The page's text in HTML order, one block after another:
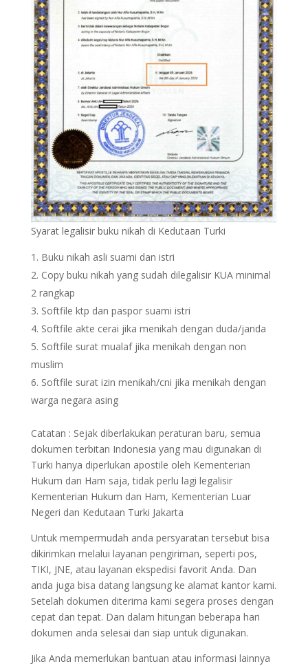
Syarat legalisir buku nikah di Kedutaan Turki
Buku nikah asli suami dan istri
Copy buku nikah yang sudah dilegalisir KUA minimal
2 rangkap
Softfile ktp dan paspor suami istri
Softfile akte cerai jika menikah dengan duda/janda
Softfile surat mualaf jika menikah dengan non
muslim
Softfile surat izin menikah/cni jika menikah dengan
warga negara asing
Catatan : Sejak diberlakukan peraturan baru, semua
dokumen terbitan Indonesia yang mau digunakan di
Turki hanya diperlukan apostile oleh Kementerian
Hukum dan Ham saja, tidak perlu lagi legalisir
Kementerian Hukum dan Ham, Kementerian Luar
Negeri dan Kedutaan Turki Jakarta
Untuk mempermudah anda persyaratan tersebut bisa
dikirimkan melalui layanan pengiriman, seperti pos,
TIKI, JNE, atau layanan ekspedisi favorit Anda. Dan
anda juga bisa datang langsung ke alamat kantor kami.
Setelah dokumen diterima kami segera proses dengan
cepat dan tepat. Dan dalam hitungan beberapa hari
dokumen anda selesai dan siap untuk digunakan.
Jika Anda memerlukan bantuan atau informasi lainnya